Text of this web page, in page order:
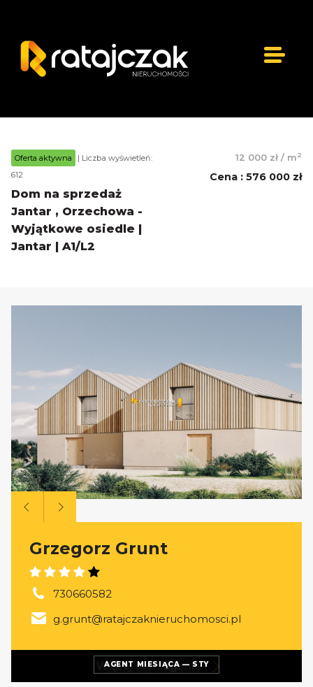
Oferta aktywna
| Liczba wyświetleń:
612
Dom na sprzedaż
Jantar , Orzechowa -
Wyjątkowe osiedle |
Jantar | A1/L2
12 000 zł / m2
Cena : 576 000 zł
AGENT MIESIĄCA — STY
Grzegorz Grunt
730660582
g.grunt@ratajczaknieruchomosci.pl
Więcej ofertagenta